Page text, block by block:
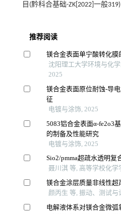
目(黔科合基础-ZK[2022]一般319)